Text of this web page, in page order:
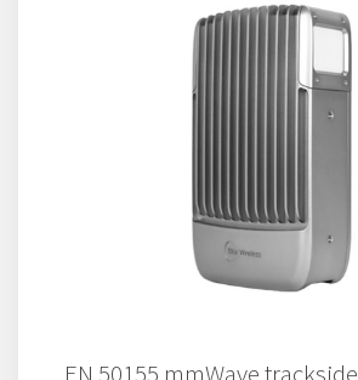
EN 50155 mmWave trackside